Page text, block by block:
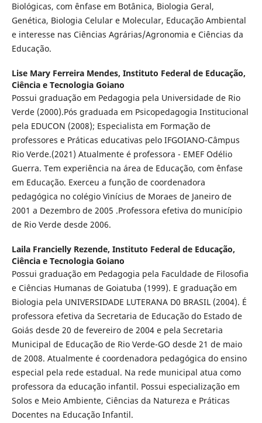
Biológicas, com ênfase em Botânica, Biologia Geral,
Genética, Biologia Celular e Molecular, Educação Ambiental
e interesse nas Ciências Agrárias/Agronomia e Ciências da
Educação.
Lise Mary Ferreira Mendes, Instituto Federal de Educação,
Ciência e Tecnologia Goiano
Possui graduação em Pedagogia pela Universidade de Rio
Verde (2000).Pós graduada em Psicopedagogia Institucional
pela EDUCON (2008); Especialista em Formação de
professores e Práticas educativas pelo IFGOIANO-Câmpus
Rio Verde.(2021) Atualmente é professora - EMEF Odélio
Guerra. Tem experiência na área de Educação, com ênfase
em Educação. Exerceu a função de coordenadora
pedagógica no colégio Vinícius de Moraes de Janeiro de
2001 a Dezembro de 2005 .Professora efetiva do município
de Rio Verde desde 2006.
Laila Francielly Rezende, Instituto Federal de Educação,
Ciência e Tecnologia Goiano
Possui graduação em Pedagogia pela Faculdade de Filosofia
e Ciências Humanas de Goiatuba (1999). E graduação em
Biologia pela UNIVERSIDADE LUTERANA D0 BRASIL (2004). É
professora efetiva da Secretaria de Educação do Estado de
Goiás desde 20 de fevereiro de 2004 e pela Secretaria
Municipal de Educação de Rio Verde-GO desde 21 de maio
de 2008. Atualmente é coordenadora pedagógica do ensino
especial pela rede estadual. Na rede municipal atua como
professora da educação infantil. Possui especialização em
Solos e Meio Ambiente, Ciências da Natureza e Práticas
Docentes na Educação Infantil.